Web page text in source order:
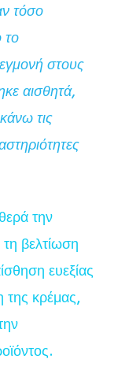
τόσο
το
στους
αισθητά,
τις
την
βελτίωση
ευεξίας
της κρέμας,